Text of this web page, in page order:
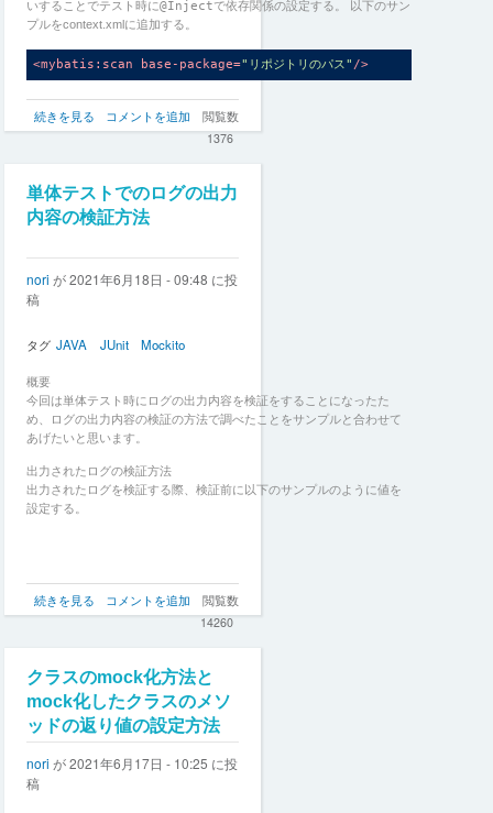
ク
ラ
の
テ
ス
ト
方
いすることでテスト時に@Injectで依存関係の設定する。 以下のサン
プルをcontext.xmlに追加する。
<mybatis:scan base-package="リポジトリのパス" />
DBアクセス方法
リポジトリのDBアクセスを行う場合、context.xmlにてDBのbean定義
を使用する設定を以下に記す。
リ
ポ
リ
の
単
ス
ト
法
続きを見る コメントを追加
閲覧数
1376
単体テストでのログの出力
内容の検証方法
nori が2021年6月18日 - 09:48 に投
稿
タグ JAVA JUnit Mockito
概要
今回は単体テスト時にログの出力内容を検証をすることになったた
め、ログの出力内容の検証の方法で調べたことをサンプルと合わせて
あげたいと思います。
出力されたログの検証方法
出力されたログを検証する際、検証前に以下のサンプルのように値を
設定する。
単
体
ト
の
ロ
の
出
続きを見る コメントを追加
閲覧数
14260
クラスのmock化方法と
mock化したクラスのメソ
ッドの返り値の設定方法
nori が2021年6月17日 - 10:25 に投
稿